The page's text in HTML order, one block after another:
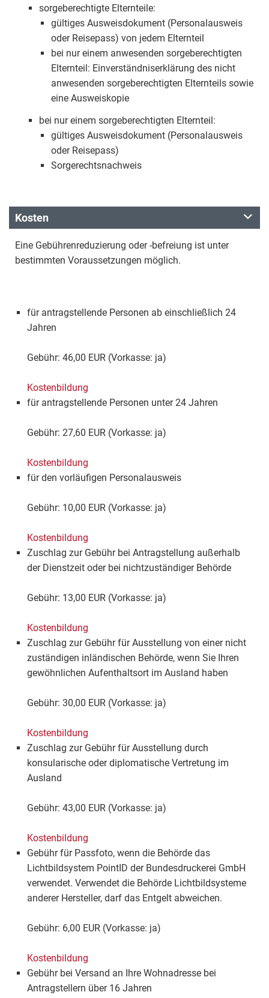
sorgeberechtigte Elternteile:
gültiges Ausweisdokument (Personalausweis
oder Reisepass) von jedem Elternteil
bei nur einem anwesenden sorgeberechtigten
Elternteil: Einverständniserklärung des nicht
anwesenden sorgeberechtigten Elternteils sowie
eine Ausweiskopie
bei nur einem sorgeberechtigten Elternteil:
gültiges Ausweisdokument (Personalausweis
oder Reisepass)
Sorgerechtsnachweis
Kosten
Eine Gebührenreduzierung oder -befreiung ist unter
bestimmten Voraussetzungen möglich.
für antragstellende Personen ab einschließlich 24
Jahren
Gebühr: 46,00 EUR (Vorkasse: ja)
Kostenbildung
für antragstellende Personen unter 24 Jahren
Gebühr: 27,60 EUR (Vorkasse: ja)
Kostenbildung
für den vorläufigen Personalausweis
Gebühr: 10,00 EUR (Vorkasse: ja)
Kostenbildung
Zuschlag zur Gebühr bei Antragstellung außerhalb
der Dienstzeit oder bei nichtzuständiger Behörde
Gebühr: 13,00 EUR (Vorkasse: ja)
Kostenbildung
Zuschlag zur Gebühr für Ausstellung von einer nicht
zuständigen inländischen Behörde, wenn Sie Ihren
gewöhnlichen Aufenthaltsort im Ausland haben
Gebühr: 30,00 EUR (Vorkasse: ja)
Kostenbildung
Zuschlag zur Gebühr für Ausstellung durch
konsularische oder diplomatische Vertretung im
Ausland
Gebühr: 43,00 EUR (Vorkasse: ja)
Kostenbildung
Gebühr für Passfoto, wenn die Behörde das
Lichtbildsystem PointID der Bundesdruckerei GmbH
verwendet. Verwendet die Behörde Lichtbildsysteme
anderer Hersteller, darf das Entgelt abweichen.
Gebühr: 6,00 EUR (Vorkasse: ja)
Kostenbildung
Gebühr bei Versand an Ihre Wohnadresse bei
Antragstellern über 16 Jahren